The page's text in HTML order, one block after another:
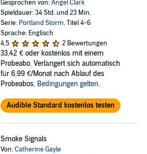
Gesprochen von:Angel Clark
Spieldauer: 34 Std. und 23 Min.
Serie: Portland Storm, Titel 4-6
Sprache: Englisch
4,5
2 Bewertungen
33,42 € oder kostenlos mit einem
Probeabo. Verlängert sich automatisch
für 6,99 €/Monat nach Ablauf des
Probeabos. Bedingungen gelten.
Audible Standard kostenlos testen
Smoke Signals
Von:Catherine Gayle